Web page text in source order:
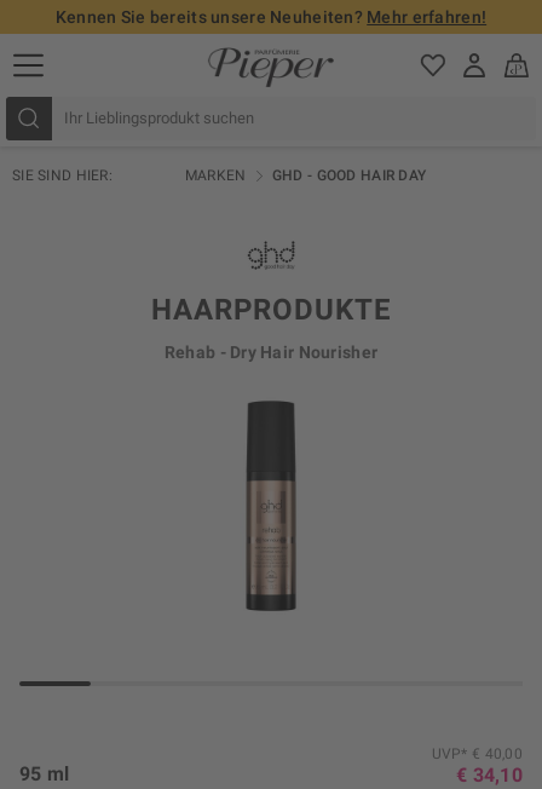
Kennen Sie bereits unsere Neuheiten? Mehr erfahren!
SIE SIND HIER: MARKEN GHD - GOOD HAIR DAY
HAARPRODUKTE
Rehab - Dry Hair Nourisher
UVP* € 40,00
€ 34,10
95 ml